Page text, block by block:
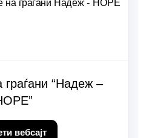
“Надеж –
вебсајт